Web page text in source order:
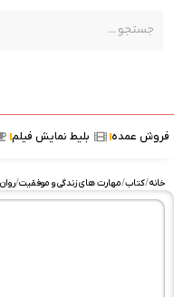
عمده بلیط نمایش فیلم
/کتاب/مهارت های زندگی و موفقیت/روان